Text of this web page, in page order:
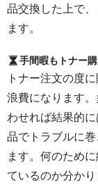
品交換した上で
ます。
手間暇もトナー
トナー注文の度
浪費になります
わせれば結果的
品でトラブルに
ます。何のため
ているのか分か